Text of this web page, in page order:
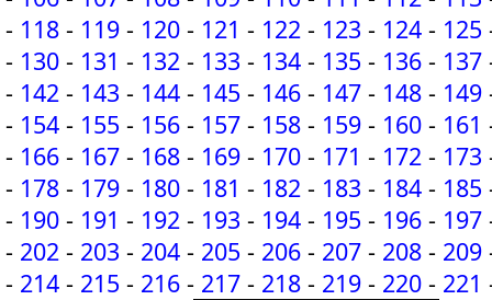
- 118 - 119 - 120 - 121 - 122 - 123 - 124 - 125
- 130 - 131 - 132 - 133 - 134 - 135 - 136 - 137
- 142 - 143 - 144 - 145 - 146 - 147 - 148 - 149
- 154 - 155 - 156 - 157 - 158 - 159 - 160 - 161
- 166 - 167 - 168 - 169 - 170 - 171 - 172 - 173
- 178 - 179 - 180 - 181 - 182 - 183 - 184 - 185
- 190 - 191 - 192 - 193 - 194 - 195 - 196 - 197
- 202 - 203 - 204 - 205 - 206 - 207 - 208 - 209
- 214 - 215 - 216 - 217 - 218 - 219 - 220 - 221